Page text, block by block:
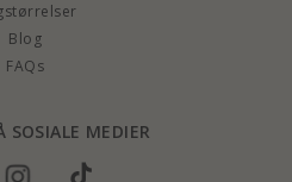
Blog
FAQs
SOSIALE MEDIER